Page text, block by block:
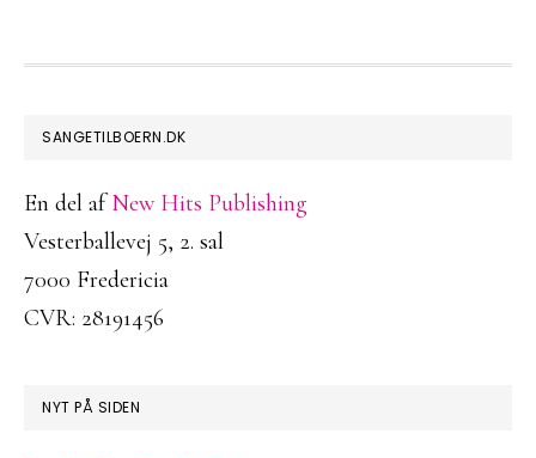
FOOTER
SANGETILBOERN.DK
En del afNew Hits Publishing
Vesterballevej 5, 2. sal
7000 Fredericia
CVR: 28191456
NYT PÅ SIDEN